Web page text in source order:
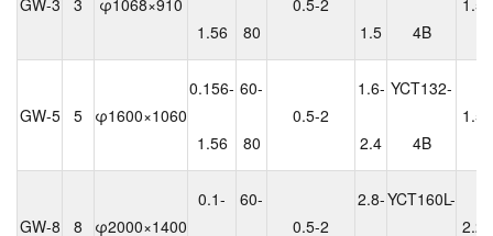
GW-3 3 φ1068×910
1.56 80
0.5-2
1.5 4B
1.5
GW-5 5 φ1600×1060
0.156-
1.56
60-
80
0.5-2
1.6-
2.4
YCT132-
4B
1.5
GW-8 8 φ2000×1400
0.1- 60-
0.5-2
2.8-YCT160L-
2.2